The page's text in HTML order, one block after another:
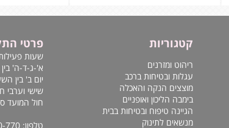
קטגוריות
ריהוט ומזרנים
עגלות ובטיחות ברכב
מוצצים הנקה והאכלה
בימבה הליכון ואופניים
הגיינה טיפוח ובטיחות בבית
מנשאים לתינוק
פרטי
שעות
א'-ג-ד-ה' בין
יום ב' בין השעות
שישי וערבי חג 10:00-
חול המועד
טלפון: 1-800-800-770